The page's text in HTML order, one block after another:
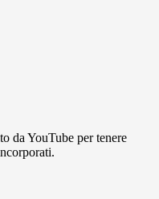
da YouTube per tenere